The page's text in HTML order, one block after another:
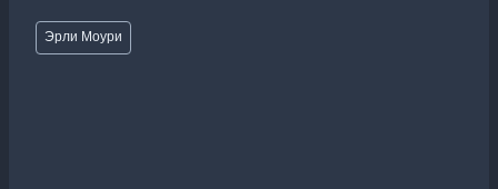
Метки
записи:
Эрли Моури